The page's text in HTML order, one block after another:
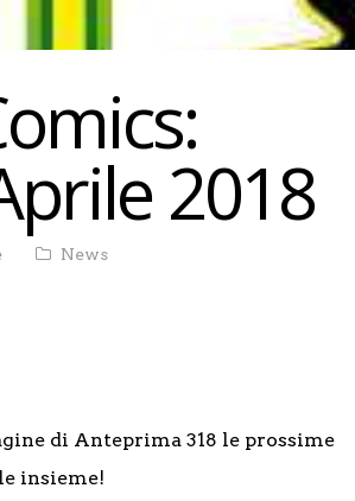
2018
News
di Anteprima 318 le prossime
insieme!